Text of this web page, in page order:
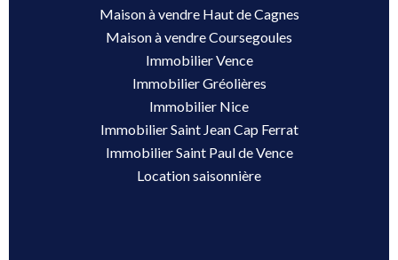
Maison à vendre Haut de Cagnes
Maison à vendre Coursegoules
Immobilier Vence
Immobilier Gréolières
Immobilier Nice
Immobilier Saint Jean Cap Ferrat
Immobilier Saint Paul de Vence
Location saisonnière